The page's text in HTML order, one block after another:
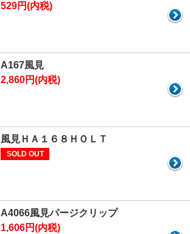
529円(内税)
A167風見
2,860円(内税)
風見ＨＡ１６８ＨＯＬＴ
SOLD OUT
A4066風見パージクリップ
1,606円(内税)